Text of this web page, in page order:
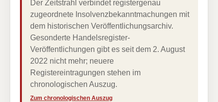
Der Zeitstrahl verbindet registergenau
zugeordnete Insolvenzbekanntmachungen mit
dem historischen Veröffentlichungsarchiv.
Gesonderte Handelsregister-
Veröffentlichungen gibt es seit dem 2. August
2022 nicht mehr; neuere
Registereintragungen stehen im
chronologischen Auszug.
Zum chronologischen Auszug